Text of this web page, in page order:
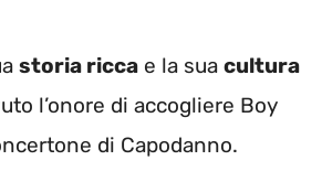
storia ricca e la sua cultura
l’onore di accogliere Boy
di Capodanno.